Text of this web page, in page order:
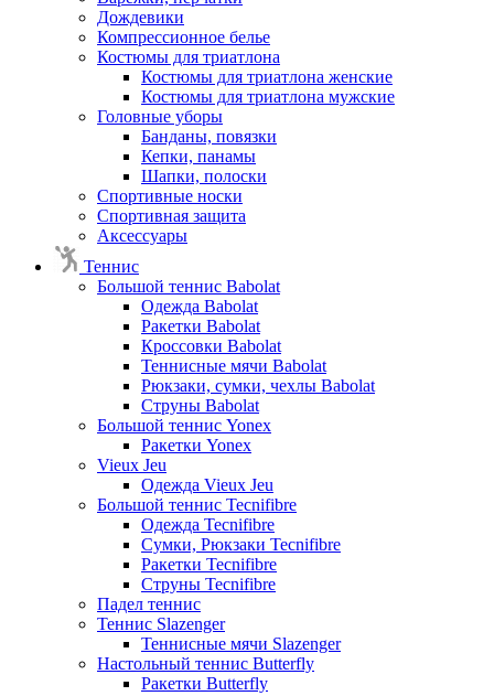
Дождевики
Компрессионное белье
Костюмы для триатлона
Костюмы для триатлона женские
Костюмы для триатлона мужские
Головные уборы
Банданы, повязки
Кепки, панамы
Шапки, полоски
Спортивные носки
Спортивная защита
Аксессуары
Теннис
Большой теннис Babolat
Одежда Babolat
Ракетки Babolat
Кроссовки Babolat
Теннисные мячи Babolat
Рюкзаки, сумки, чехлы Babolat
Струны Babolat
Большой теннис Yonex
Ракетки Yonex
Vieux Jeu
Одежда Vieux Jeu
Большой теннис Tecnifibre
Одежда Tecnifibre
Сумки, Рюкзаки Tecnifibre
Ракетки Tecnifibre
Струны Tecnifibre
Падел теннис
Теннис Slazenger
Теннисные мячи Slazenger
Настольный теннис Butterfly
Ракетки Butterfly